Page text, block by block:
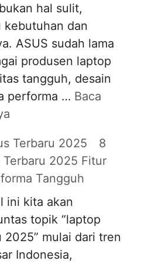
hal sulit,
kebutuhan dan
ASUS sudah lama
produsen laptop
tangguh, desain
performa … Baca
8
Terbaru 2025 Fitur
Tangguh
ini kita akan
topik “laptop
2025” mulai dari tren
Indonesia,